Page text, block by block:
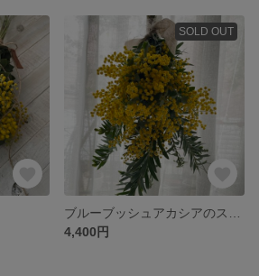
SOLD OUT
4,400円